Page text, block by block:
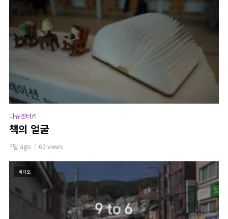
다큐멘터리
책의 얼굴
7달 ago 60 views
비디오